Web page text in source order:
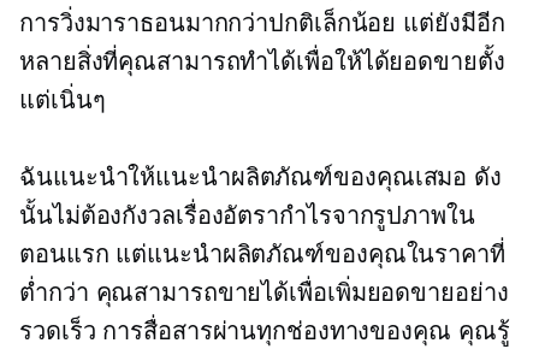
การวิ่งมาราธอนมากกว่าปกติเล็กน้อย แต่ยังมีอีก
หลายสิ่งที่คุณสามารถทำได้เพื่อให้ได้ยอดขายตั้ง
แต่เนิ่นๆ
ฉันแนะนำให้แนะนำผลิตภัณฑ์ของคุณเสมอ ดัง
นั้นไม่ต้องกังวลเรื่องอัตรากำไรจากรูปภาพใน
ตอนแรก แต่แนะนำผลิตภัณฑ์ของคุณในราคาที่
ต่ำกว่า คุณสามารถขายได้เพื่อเพิ่มยอดขายอย่าง
รวดเร็ว การสื่อสารผ่านทุกช่องทางของคุณ คุณรู้